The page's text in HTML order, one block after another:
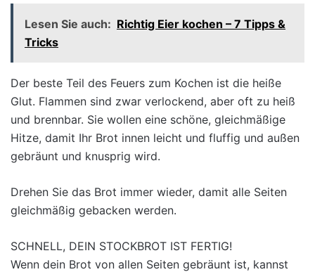
Lesen Sie auch: Richtig Eier kochen – 7 Tipps &
Tricks
Der beste Teil des Feuers zum Kochen ist die heiße
Glut. Flammen sind zwar verlockend, aber oft zu heiß
und brennbar. Sie wollen eine schöne, gleichmäßige
Hitze, damit Ihr Brot innen leicht und fluffig und außen
gebräunt und knusprig wird.
Drehen Sie das Brot immer wieder, damit alle Seiten
gleichmäßig gebacken werden.
SCHNELL, DEIN STOCKBROT IST FERTIG!
Wenn dein Brot von allen Seiten gebräunt ist, kannst